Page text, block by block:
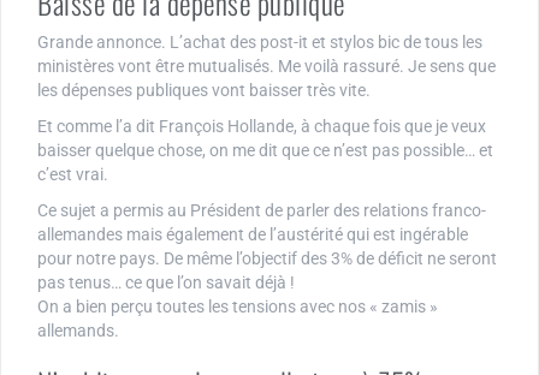
Grande annonce. L’achat des post-it et stylos bic de tous les
ministères vont être mutualisés. Me voilà rassuré. Je sens que
les dépenses publiques vont baisser très vite.
Et comme l’a dit François Hollande, à chaque fois que je veux
baisser quelque chose, on me dit que ce n’est pas possible… et
c’est vrai.
Ce sujet a permis au Président de parler des relations franco-
allemandes mais également de l’austérité qui est ingérable
pour notre pays. De même l’objectif des 3% de déficit ne seront
pas tenus… ce que l’on savait déjà !
On a bien perçu toutes les tensions avec nos « zamis »
allemands.